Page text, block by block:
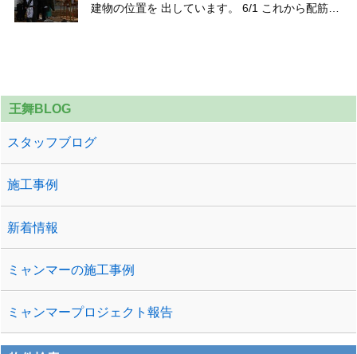
建物の位置を 出しています。 6/1 これから配筋を
王舞BLOG
スタッフブログ
施工事例
新着情報
ミャンマーの施工事例
ミャンマープロジェクト報告